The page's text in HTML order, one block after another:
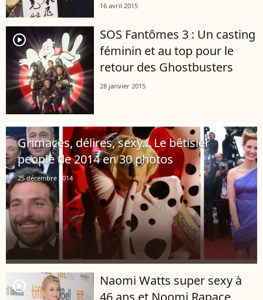
16 avril 2015
player2
SOS Fantômes 3 : Un casting
féminin et au top pour le
retour des Ghostbusters
28 janvier 2015
Grimaces, délires, sexy... Le bêtisier
people de 2014 en 30 photos
25 décembre 2014
player2
Naomi Watts super sexy à